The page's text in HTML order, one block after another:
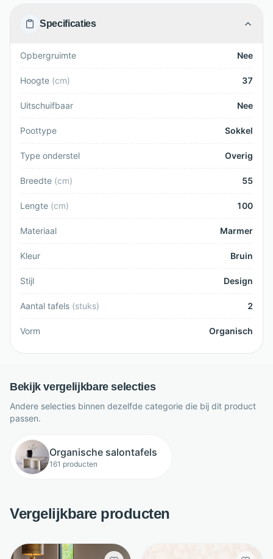
Specificaties
Opbergruimte Nee
Hoogte (cm) 37
Uitschuifbaar Nee
Poottype Sokkel
Type onderstel Overig
Breedte (cm) 55
Lengte (cm) 100
Materiaal Marmer
Kleur Bruin
Stijl Design
Aantal tafels (stuks) 2
Vorm Organisch
Bekijk vergelijkbare selecties
Andere selecties binnen dezelfde categorie die bij dit product
passen.
Organische salontafels
161 producten
Vergelijkbare producten